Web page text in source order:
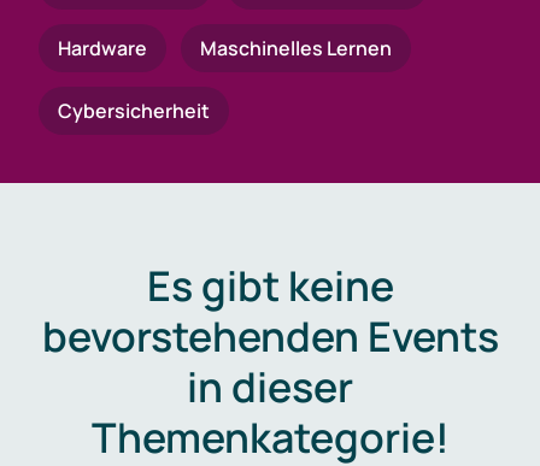
Hardware Maschinelles Lernen
Cybersicherheit
Es gibt keine
bevorstehenden Events
in dieser
Themenkategorie!